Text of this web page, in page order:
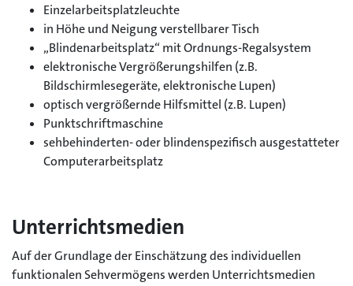
Einzelarbeitsplatzleuchte
in Höhe und Neigung verstellbarer Tisch
„Blindenarbeitsplatz“ mit Ordnungs-Regalsystem
elektronische Vergrößerungshilfen (z.B.
Bildschirmlesegeräte, elektronische Lupen)
optisch vergrößernde Hilfsmittel (z.B. Lupen)
Punktschriftmaschine
sehbehinderten- oder blindenspezifisch ausgestatteter
Computerarbeitsplatz
Unterrichtsmedien
Auf der Grundlage der Einschätzung des individuellen
funktionalen Sehvermögens werden Unterrichtsmedien